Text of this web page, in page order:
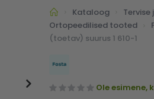
Kataloog
Ortopeedilised tooted
(toetav) suurus 1 610-1
Ole esimene,